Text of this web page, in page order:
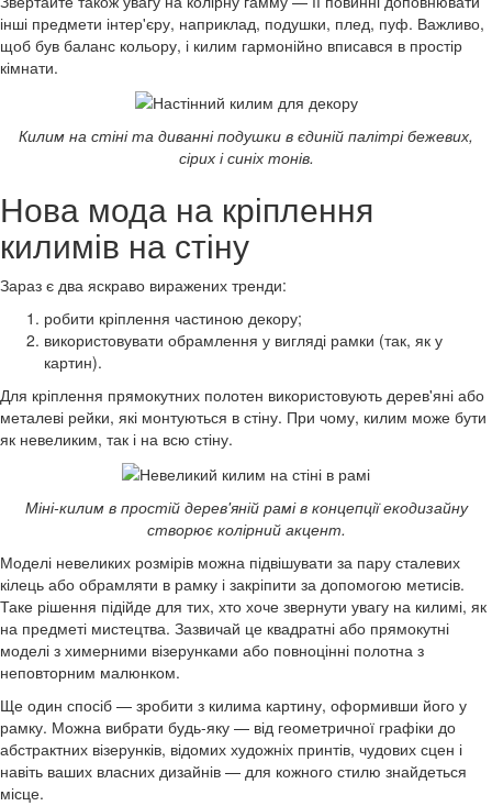
інші предмети інтер'єру, наприклад, подушки, плед, пуф. Важливо,
щоб був баланс кольору, і килим гармонійно вписався в простір
кімнати.
Килим на стіні та диванні подушки в єдиній палітрі бежевих,
сірих і синіх тонів.
Нова мода на кріплення
килимів на стіну
Зараз є два яскраво виражених тренди:
робити кріплення частиною декору;
використовувати обрамлення у вигляді рамки (так, як у
картин).
Для кріплення прямокутних полотен використовують дерев'яні або
металеві рейки, які монтуються в стіну. При чому, килим може бути
як невеликим, так і на всю стіну.
Міні-килим в простій дерев'яній рамі в концепції екодизайну
створює колірний акцент.
Моделі невеликих розмірів можна підвішувати за пару сталевих
кілець або обрамляти в рамку і закріпити за допомогою метисів.
Таке рішення підійде для тих, хто хоче звернути увагу на килимі, як
на предметі мистецтва. Зазвичай це квадратні або прямокутні
моделі з химерними візерунками або повноцінні полотна з
неповторним малюнком.
Ще один спосіб — зробити з килима картину, оформивши його у
рамку. Можна вибрати будь-яку — від геометричної графіки до
абстрактних візерунків, відомих художніх принтів, чудових сцен і
навіть ваших власних дизайнів — для кожного стилю знайдеться
місце.